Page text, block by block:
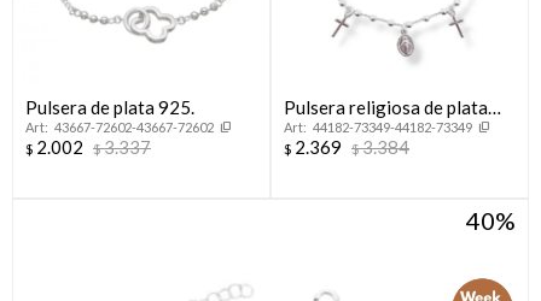
Pulsera de plata 925.
43667-72602-43667-72602
$ 2.002 $3.337
Pulsera religiosa de plata
925, MILAGROSA.
44182-73349-44182-73349
$ 2.369 $3.384
40